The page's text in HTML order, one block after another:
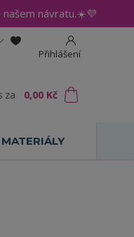
našem návratu.☀️💜
Přihlášení
za 0,00 Kč